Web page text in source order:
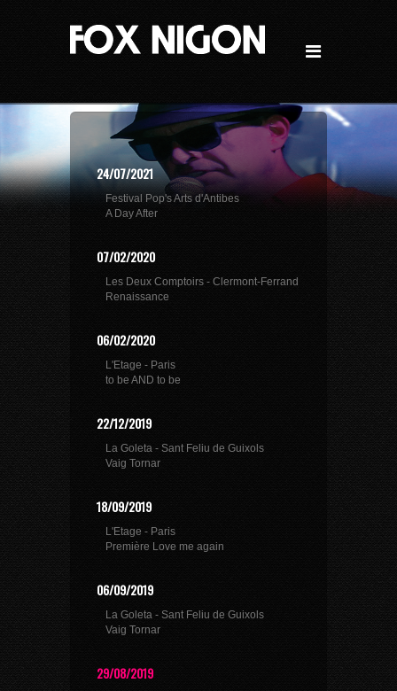
24/07/2021
Festival Pop's Arts d'Antibes
A Day After
07/02/2020
Les Deux Comptoirs - Clermont-Ferrand
Renaissance
06/02/2020
L'Etage - Paris
to be AND to be
22/12/2019
La Goleta - Sant Feliu de Guixols
Vaig Tornar
18/09/2019
L'Etage - Paris
Première Love me again
06/09/2019
La Goleta - Sant Feliu de Guixols
Vaig Tornar
29/08/2019